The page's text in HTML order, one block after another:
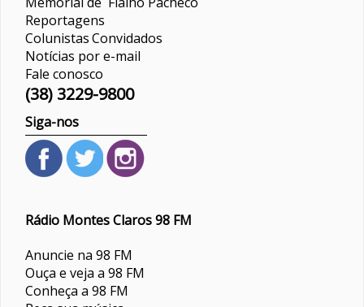
Reportagens
ColunistasConvidados
Notícias por e-mail
Fale conosco
(38) 3229-9800
Siga-nos
Rádio Montes Claros 98 FM
Anuncie na 98 FM
Ouça e veja a 98 FM
Conheça a 98 FM